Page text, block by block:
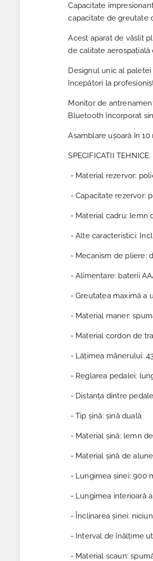
Capacitate
capacitate de greutate
Acest aparat de vâslit
de calitate aerospațială
Designul unic al
începători la
Monitor de
Bluetooth încorporat
Asamblare ușoară în
SPECIFICATII TEHNICE:
- Material rezervor:
- Capacitate rezervor:
- Material cadru: lemn
- Alte caracteristici:
- Mecanism de pliere:
- Alimentare: baterii
- Greutatea maximă a
- Material maner:
- Material cordon de
- Lățimea mânerului:
- Reglarea pedalei:
- Distanța dintre
- Tip șină: șină duală
- Material șină: lemn
- Material șină de
- Lungimea șinei: 900
- Lungimea interioară a
- Înclinarea șinei:
- Interval de înălțime
- Material scaun: